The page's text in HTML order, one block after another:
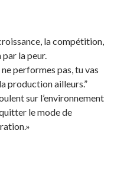
la compétition,
la peur.
performes pas, tu vas
production ailleurs.”
sur l’environnement
le mode de